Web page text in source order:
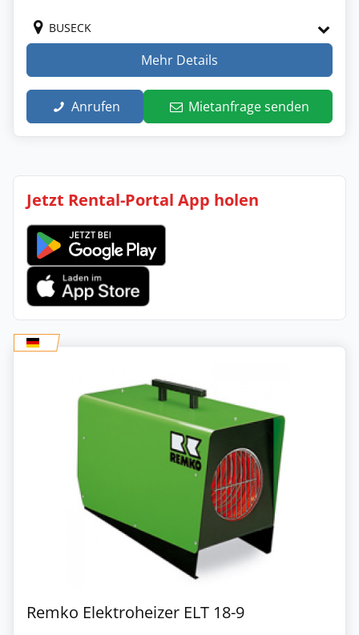
BUSECK
Mehr Details
Anrufen Mietanfrage senden
Jetzt Rental-Portal App holen
Remko Elektroheizer ELT 18-9